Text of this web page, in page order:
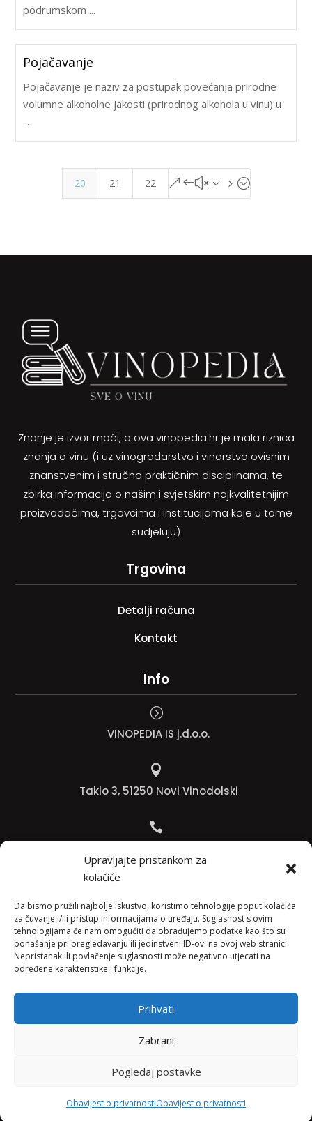
Upravljajte pristankom za
kolačiće
Da bismo pružili najbolje iskustvo, koristimo tehnologije poput kolačića
za čuvanje i/ili pristup informacijama o uređaju. Suglasnost s ovim
tehnologijama će nam omogućiti da obrađujemo podatke kao što su
ponašanje pri pregledavanju ili jedinstveni ID-ovi na ovoj web stranici.
Nepristanak ili povlačenje suglasnosti može negativno utjecati na
određene karakteristike i funkcije.
Prihvati
Zabrani
Pogledaj postavke
Obavijest o privatnostiObavijest o privatnosti
podrumskom ...
Pojačavanje
Pojačavanje je naziv za postupak povećanja prirodne
volumne alkoholne jakosti (prirodnog alkohola u vinu) u
...
20 21 22 &#x35;
Znanje je izvor moći, a ova vinopedia.hr je mala riznica
znanja o vinu (i uz vinogradarstvo i vinarstvo ovisnim
znanstvenim i stručno praktičnim disciplinama, te
zbirka informacija o našim i svjetskim najkvalitetnijim
proizvođačima, trgovcima i institucijama koje u tome
sudjeluju)
Trgovina
Detalji računa
Kontakt
Info
=
VINOPEDIA IS j.d.o.o.

Taklo 3, 51250 Novi Vinodolski

Jadranko +385 91 501 4218

info@vinopedia.hr
© 2023, Vinopedia, sva prava sadržana / Web by
Negactive